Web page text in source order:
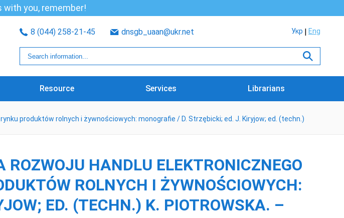
you, remember!
8 (044) 258-21-45 dnsgb_uaan@ukr.net Укр Eng
Resource Services Librarians
produktów rolnych i żywnościowych: monografie / D. Strzębicki; ed. J. Kiryjow; ed. (techn.)
HANDLU ELEKTRONICZNEGO
ROLNYCH I ŻYWNOŚCIOWYCH:
ED. (TECHN.) K. PIOTROWSKA. –